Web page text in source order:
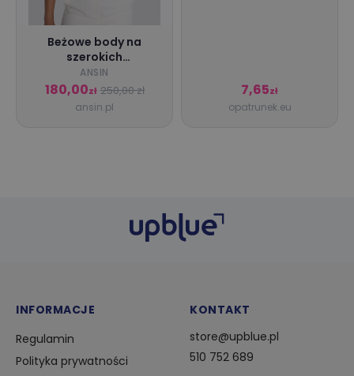
Beżowe body na
szerokich
ramiączkach z
dekoltem w serce |
Ansin
ANSIN
180,00zł 250,00 zł
ansin.pl
7,65zł
opatrunek.eu
INFORMACJE
Regulamin
Polityka prywatności
KONTAKT
store@upblue.pl
510 752 689